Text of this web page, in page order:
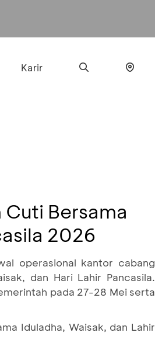
Karir
Bersama
2026
operasional kantor cabang
dan Hari Lahir Pancasila.
pada 27-28 Mei serta
Iduladha, Waisak, dan Lahir